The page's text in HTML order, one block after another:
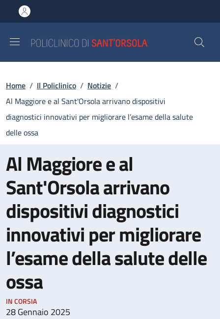
al contenuto principale
to footer content
Briciole di pane
Home / Il Policlinico / Notizie /
Al Maggiore e al Sant'Orsola arrivano dispositivi
diagnostici innovativi per migliorare l’esame della salute
delle ossa
Al Maggiore e al
Sant'Orsola arrivano
dispositivi diagnostici
innovativi per migliorare
l’esame della salute delle
ossa
IN CORSIA
28 Gennaio 2025